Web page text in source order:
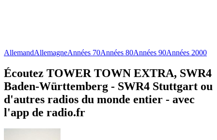
AllemandAllemagneAnnées 70Années 80Années 90Années 2000
Écoutez TOWER TOWN EXTRA, SWR4
Baden-Württemberg - SWR4 Stuttgart ou
d'autres radios du monde entier - avec
l'app de radio.fr